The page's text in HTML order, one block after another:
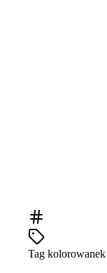
Tag kolorowanek